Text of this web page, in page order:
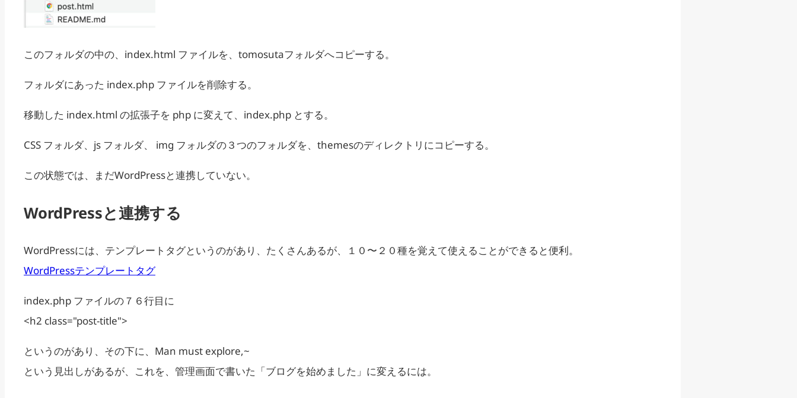
このフォルダの中の、index.html ファイルを、tomosutaフォルダへコピーする。
フォルダにあった index.php ファイルを削除する。
移動した index.html の拡張子を php に変えて、index.php とする。
CSS フォルダ、js フォルダ、 img フォルダの３つのフォルダを、themesのディレクトリにコピーする。
この状態では、まだWordPressと連携していない。
WordPressと連携する
WordPressには、テンプレートタグというのがあり、たくさんあるが、１０〜２０種を覚えて使えることができると便利。
WordPressテンプレートタグ
index.php ファイルの７６行目に
<h2 class="post-title">
というのがあり、その下に、Man must explore,~
という見出しがあるが、これを、管理画面で書いた「ブログを始めました」に変えるには。